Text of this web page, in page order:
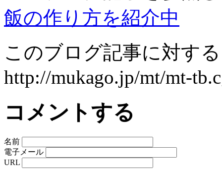
飯の作り方を紹介中
このブログ記事に対す
http://mukago.jp/mt/mt-
コメントする
名前
電子メール
URL